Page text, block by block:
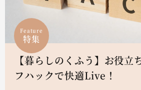
Feature
特集
【暮らしのくふう】お役立
フハックで快適Live！